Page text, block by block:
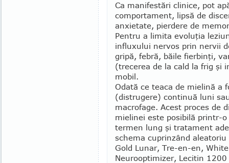
Ca manifestări clinice, pot
comportament, lipsă de
anxietate, pierdere de
Pentru a limita evoluţia
influxului nervos prin nervii
gripă, febră, băile fierbinţi,
(trecerea de la cald la frig şi
mobil.
Odată ce teaca de mielină a
(distrugere) continuă luni
macrofage. Acest proces de
mielinei este posibilă printr-
termen lung şi tratament
schema cuprinzând
Gold Lunar, Tre-en-en,
Neurooptimizer, Le­ci­tin